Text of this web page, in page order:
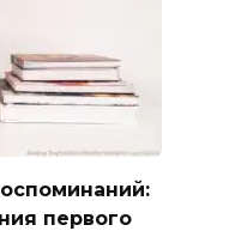
первого